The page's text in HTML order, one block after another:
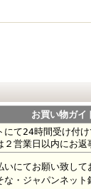
お買い物ガイ
にて24時間受け付け
営業日以内にお返
にてお願い致して
な・ジャパンネッ